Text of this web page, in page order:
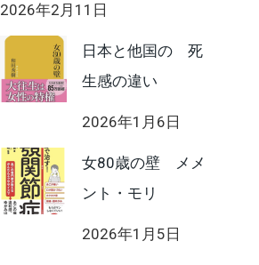
2026年2月11日
日本と他国の 死
生感の違い
2026年1月6日
女80歳の壁 メメ
ント・モリ
2026年1月5日